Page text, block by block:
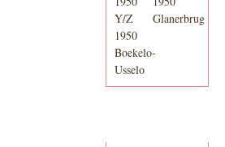
Y/Z
Glanerbrug
1950
Boekelo-
Usselo